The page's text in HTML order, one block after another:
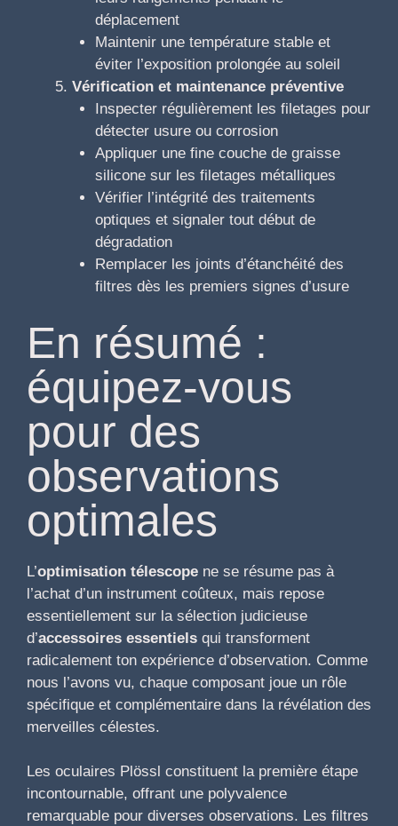
déplacement
Maintenir une température stable et
éviter l’exposition prolongée au soleil
Vérification et maintenance préventive
Inspecter régulièrement les filetages pour
détecter usure ou corrosion
Appliquer une fine couche de graisse
silicone sur les filetages métalliques
Vérifier l’intégrité des traitements
optiques et signaler tout début de
dégradation
Remplacer les joints d’étanchéité des
filtres dès les premiers signes d’usure
En résumé :
équipez-vous
pour des
observations
optimales
L’optimisation télescope ne se résume pas à
l’achat d’un instrument coûteux, mais repose
essentiellement sur la sélection judicieuse
d’accessoires essentiels qui transforment
radicalement ton expérience d’observation. Comme
nous l’avons vu, chaque composant joue un rôle
spécifique et complémentaire dans la révélation des
merveilles célestes.
Les oculaires Plössl constituent la première étape
incontournable, offrant une polyvalence
remarquable pour diverses observations. Les filtres